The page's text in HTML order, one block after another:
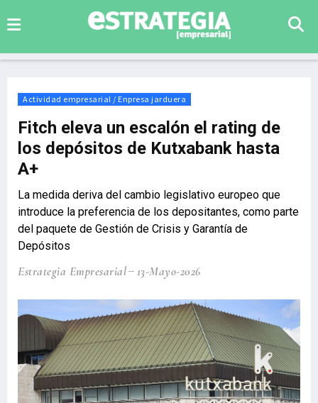
Actividad empresarial / Enpresa jarduera
Fitch eleva un escalón el rating de
los depósitos de Kutxabank hasta
A+
La medida deriva del cambio legislativo europeo que
introduce la preferencia de los depositantes, como parte
del paquete de Gestión de Crisis y Garantía de
Depósitos
Estrategia Empresarial 13-Mayo-2026